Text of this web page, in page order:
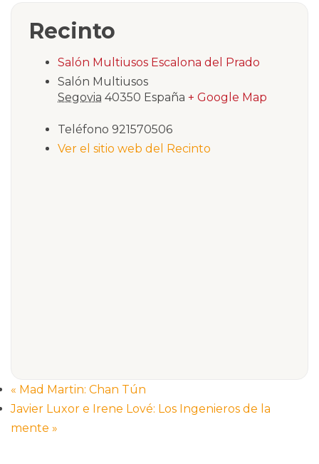
Recinto
Salón Multiusos Escalona del Prado
Salón Multiusos
Segovia 40350 España + Google Map
Teléfono 921570506
Ver el sitio web del Recinto
« Mad Martin: Chan Tún
Javier Luxor e Irene Lové: Los Ingenieros de la
mente »